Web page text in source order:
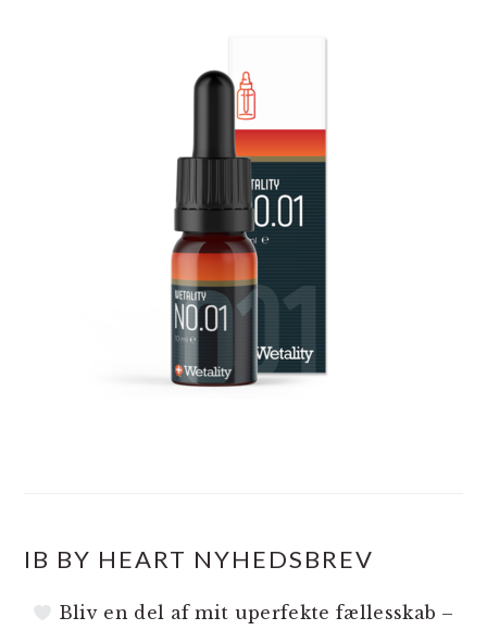
IB BY HEART NYHEDSBREV
Bliv en del af mit uperfekte fællesskab –